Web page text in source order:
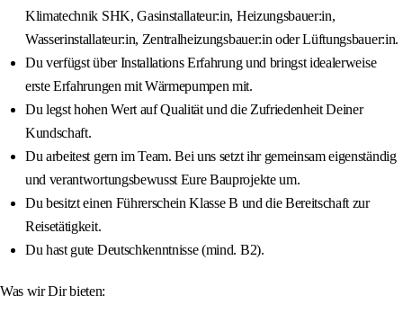
Klimatechnik SHK, Gasinstallateur:in, Heizungsbauer:in,
Wasserinstallateur:in, Zentralheizungsbauer:in oder Lüftungsbauer:in.
Du verfügst über Installations Erfahrung und bringst idealerweise
erste Erfahrungen mit Wärmepumpen mit.
Du legst hohen Wert auf Qualität und die Zufriedenheit Deiner
Kundschaft.
Du arbeitest gern im Team. Bei uns setzt ihr gemeinsam eigenständig
und verantwortungsbewusst Eure Bauprojekte um.
Du besitzt einen Führerschein Klasse B und die Bereitschaft zur
Reisetätigkeit.
Du hast gute Deutschkenntnisse (mind. B2).
Was wir Dir bieten: